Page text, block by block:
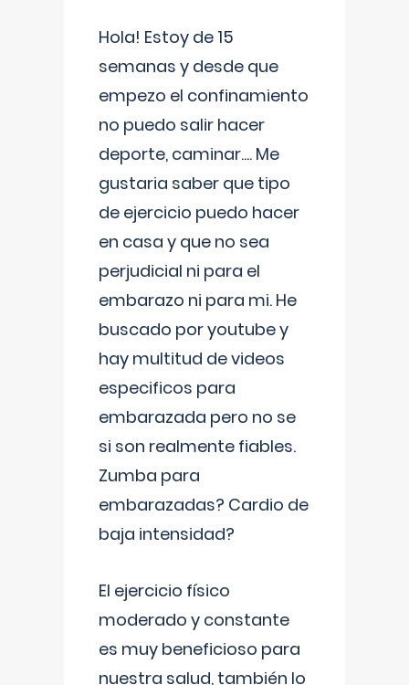
Hola! Estoy de 15
semanas y desde que
empezo el confinamiento
no puedo salir hacer
deporte, caminar.... Me
gustaria saber que tipo
de ejercicio puedo hacer
en casa y que no sea
perjudicial ni para el
embarazo ni para mi. He
buscado por youtube y
hay multitud de videos
especificos para
embarazada pero no se
si son realmente fiables.
Zumba para
embarazadas? Cardio de
baja intensidad?
El ejercicio físico
moderado y constante
es muy beneficioso para
nuestra salud, también lo